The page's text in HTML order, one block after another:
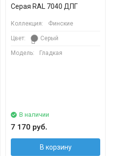
Серая RAL 7040 ДПГ
Коллекция: Финские
Цвет: Серый
Модель: Гладкая
В наличии
7 170 руб.
В корзину